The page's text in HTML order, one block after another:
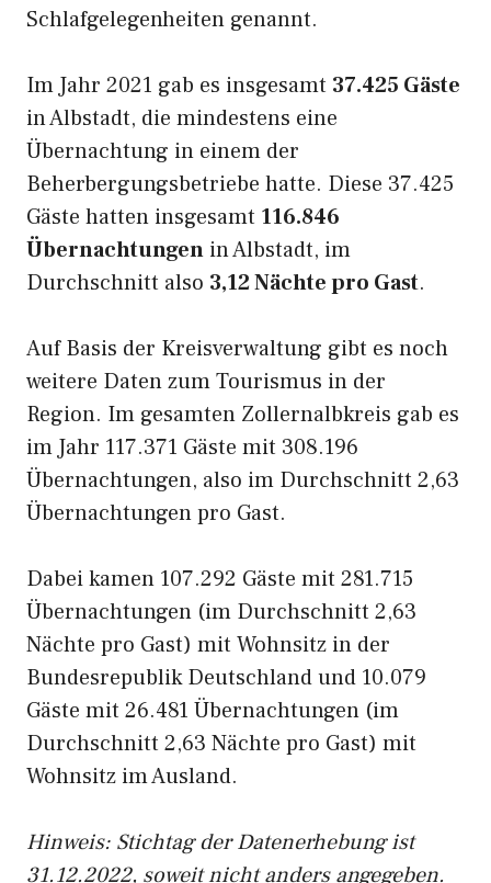
Schlafgelegenheiten genannt.
Im Jahr 2021 gab es insgesamt 37.425 Gäste
in Albstadt, die mindestens eine
Übernachtung in einem der
Beherbergungsbetriebe hatte. Diese 37.425
Gäste hatten insgesamt 116.846
Übernachtungen in Albstadt, im
Durchschnitt also 3,12 Nächte pro Gast.
Auf Basis der Kreisverwaltung gibt es noch
weitere Daten zum Tourismus in der
Region. Im gesamten Zollernalbkreis gab es
im Jahr 117.371 Gäste mit 308.196
Übernachtungen, also im Durchschnitt 2,63
Übernachtungen pro Gast.
Dabei kamen 107.292 Gäste mit 281.715
Übernachtungen (im Durchschnitt 2,63
Nächte pro Gast) mit Wohnsitz in der
Bundesrepublik Deutschland und 10.079
Gäste mit 26.481 Übernachtungen (im
Durchschnitt 2,63 Nächte pro Gast) mit
Wohnsitz im Ausland.
Hinweis: Stichtag der Datenerhebung ist
31.12.2022, soweit nicht anders angegeben.